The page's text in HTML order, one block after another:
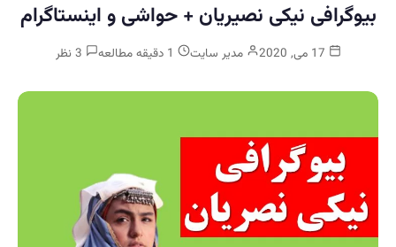
بیوگرافی نیکی نصیریان + حواشی و اینستاگرام
مدیر سایت